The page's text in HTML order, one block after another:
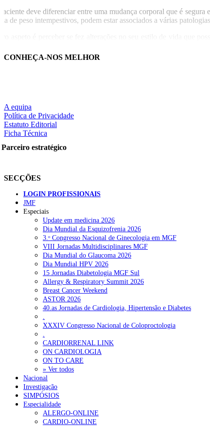
deve diferenciar entre uma mudança corporal que é
de peso intempestivos, podem estar associados a várias
que o deverá referenciar para uma consulta de especialidade.
nas redes sociais:
RECENTES
Portugal está a formar os médicos de que precisa?
Estudantes de Medicina representados na 79.ª World Health
SCORA X-Change Portugal promove formação internacional
ANEM reúne com coordenador do Pacto Estratégico para a Saúde
Sindicato diz que nova carreira de médicos dentistas reforça
MAIS LIDAS
Enfermagem Forense. “Da urgência ao tribunal, cada
202 visualizações
CONHEÇA-NOS MELHOR
A equipa
Política de Privacidade
Estatuto Editorial
Ficha Técnica
Parceiro estratégico
SECÇÕES
LOGIN PROFISSIONAIS
JMF
Especiais
Update em medicina 2026
Dia Mundial da Esquizofrenia 2026
3.ᵒ Congresso Nacional de Ginecologia em MGF
VIII Jornadas Multidisciplinares MGF
Dia Mundial do Glaucoma 2026
Dia Mundial HPV 2026
15 Jornadas Diabetologia MGF Sul
Allergy & Respiratory Summit 2026
Breast Cancer Weekend
ASTOR 2026
40.as Jornadas de Cardiologia, Hipertensão e Diabetes
.
XXXIV Congresso Nacional de Coloproctologia
.
CARDIORRENAL LINK
ON CARDIOLOGIA
ON TO CARE
» Ver todos
Nacional
Investigação
SIMPÓSIOS
Especialidade
ALERGO-ONLINE
CARDIO-ONLINE